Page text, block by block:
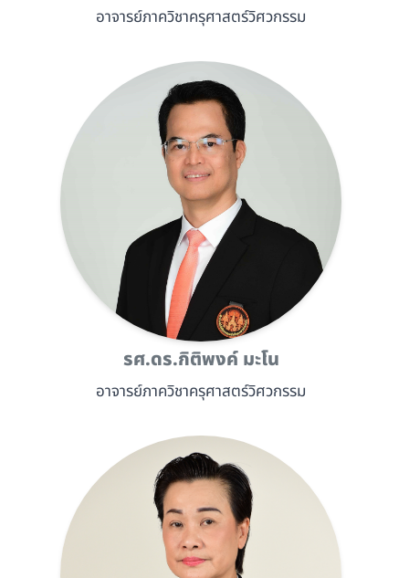
อาจารย์ภาควิชาครุศาสตร์วิศวกรรม
รศ.ดร.กิติพงค์ มะโน
อาจารย์ภาควิชาครุศาสตร์วิศวกรรม